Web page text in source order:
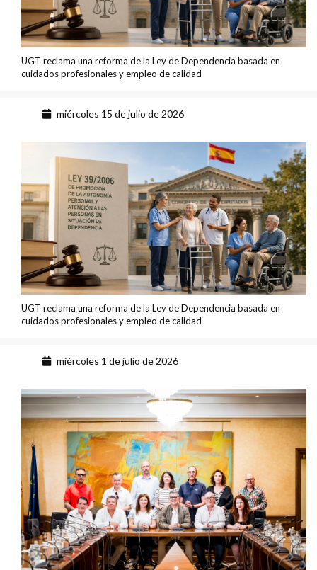
UGT reclama una reforma de la Ley de Dependencia basada en
cuidados profesionales y empleo de calidad
miércoles 15 de julio de 2026
UGT reclama una reforma de la Ley de Dependencia basada en
cuidados profesionales y empleo de calidad
miércoles 1 de julio de 2026